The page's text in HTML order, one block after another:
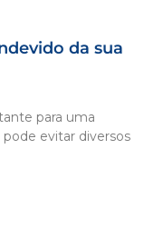
da sua
para uma
evitar diversos